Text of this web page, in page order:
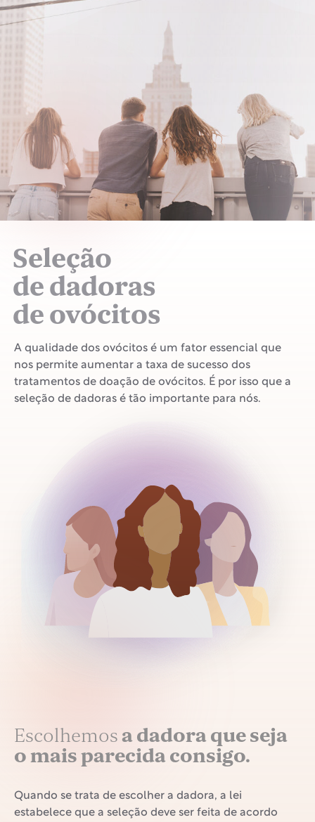
Seleção
de dadoras
de ovócitos
A qualidade dos ovócitos é um fator essencial que
nos permite aumentar a taxa de sucesso dos
tratamentos de doação de ovócitos. É por isso que a
seleção de dadoras é tão importante para nós.
Escolhemosa dadora que seja
o mais parecida consigo.
Quando se trata de escolher a dadora, a lei
estabelece que a seleção deve ser feita de acordo